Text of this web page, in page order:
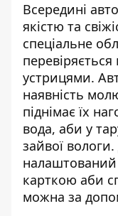
Всередині
якістю та
спеціальне
устрицями.
наявність
піднімає їх
вода, аби у
зайвої
налаштований
карткою аби
можна за